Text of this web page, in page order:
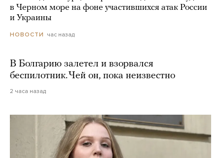
в Черном море на фоне участившихся атак России
и Украины
НОВОСТИ час назад
В Болгарию залетел и взорвался
беспилотник. Чей он, пока неизвестно
2 часа назад